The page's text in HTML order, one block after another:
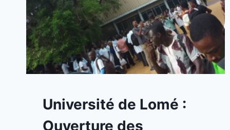
A
LA
|
Université de Lomé :
Ouverture des